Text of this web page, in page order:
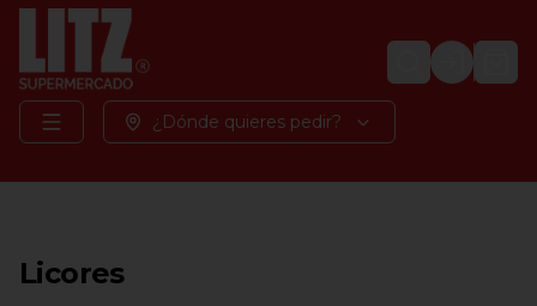
Login
¿Dónde quieres pedir?
Licores